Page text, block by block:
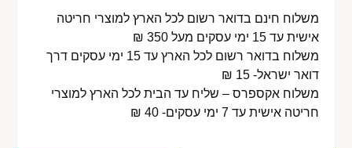
משלוח חינם בדואר רשום לכל הארץ למוצרי חריטה
אישית עד 15 ימי עסקים מעל 350 ₪
משלוח בדואר רשום לכל הארץ עד 15 ימי עסקים דרך
דואר ישראל- 15 ₪
משלוח אקספרס – שליח עד הבית לכל הארץ למוצרי
חריטה אישית עד 7 ימי עסקים- 40 ₪